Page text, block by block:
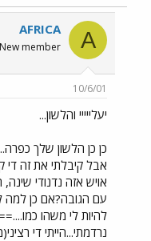
A
AFRICA
New member
10/6/01
יעלייייי והלשון...
כן כן הלשון שלך
אבל קיבלתי את זה
אויש אזה נדנודי
עם הגובה?אם כן למה
להיות לי משהו
נרדמתי...הייתי די